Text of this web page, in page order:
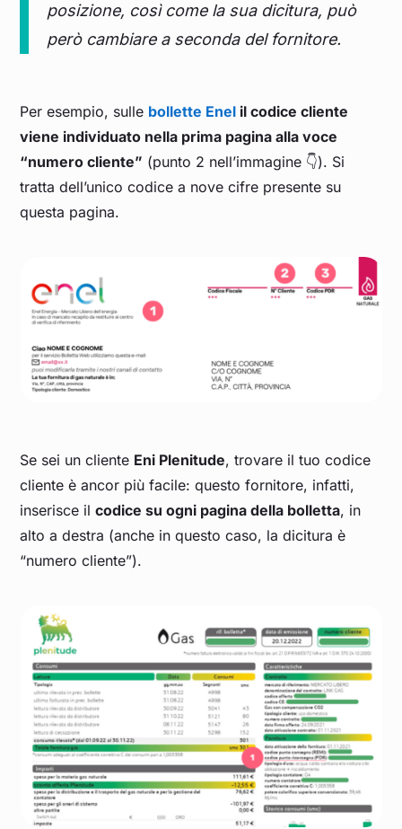
posizione, così come la sua dicitura, può
però cambiare a seconda del fornitore.
Per esempio, sulle bollette Enel il codice cliente
viene individuato nella prima pagina alla voce
“numero cliente” (punto 2 nell’immagine 👇). Si
tratta dell’unico codice a nove cifre presente su
questa pagina.
Se sei un cliente Eni Plenitude, trovare il tuo codice
cliente è ancor più facile: questo fornitore, infatti,
inserisce ilcodice su ogni pagina della bolletta, in
alto a destra (anche in questo caso, la dicitura è
“numero cliente”).